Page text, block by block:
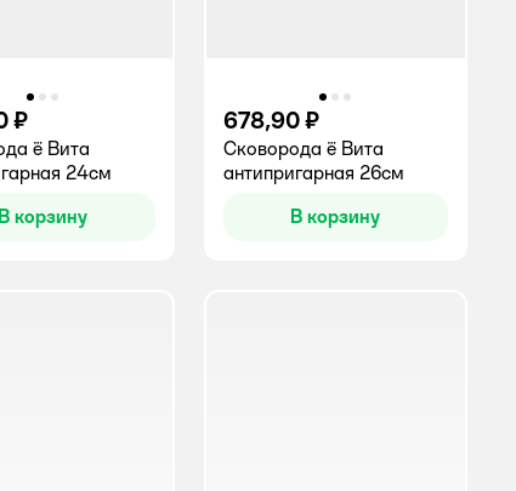
₽
ё Вита
24см
В корзину
678,90 ₽
Сковорода ё Вита
антипригарная 26см
В корзину